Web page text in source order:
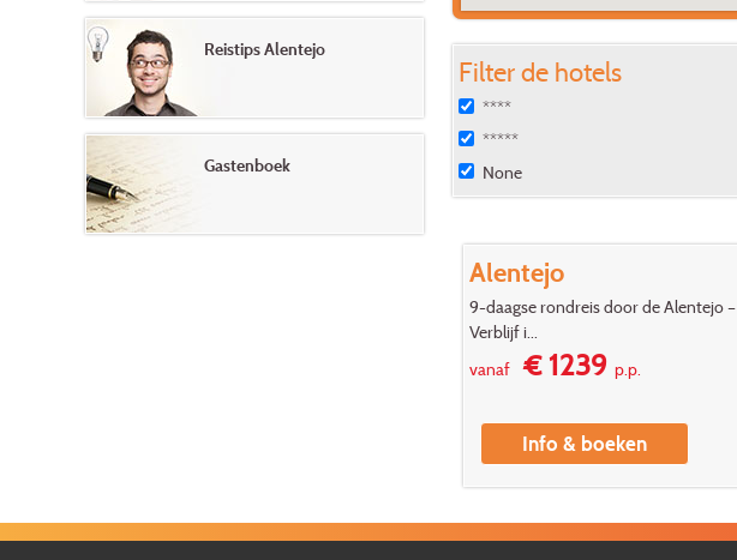
Filter de hotels
****
*****
None
Alentejo
9-daagse rondreis door de Alentejo –
Verblijf i...
vanaf€ 1239p.p.
Info & boeken
Reistips Alentejo
Gastenboek